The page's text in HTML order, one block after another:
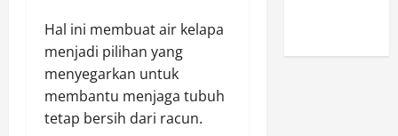
Hal ini membuat air kelapa
menjadi pilihan yang
menyegarkan untuk
membantu menjaga tubuh
tetap bersih dari racun.